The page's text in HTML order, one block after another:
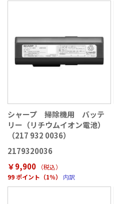
シャープ 掃除機用 バッテ
リー（リチウムイオン電池）
（217 932 0036）
2179320036
￥9,900
（税込）
99 ポイント（1％）
内訳